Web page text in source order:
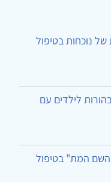
נוכחות בטיפול
לילדים עם
המת" בטיפול